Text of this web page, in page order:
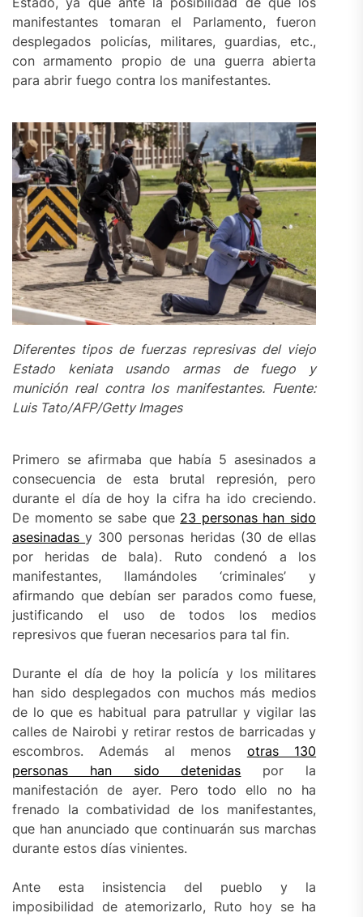
manifestantes tomaran el Parlamento, fueron
desplegados policías, militares, guardias, etc.,
con armamento propio de una guerra abierta
para abrir fuego contra los manifestantes.
Diferentes tipos de fuerzas represivas del viejo
Estado keniata usando armas de fuego y
munición real contra los manifestantes. Fuente:
Luis Tato/AFP/Getty Images
Primero se afirmaba que había 5 asesinados a
consecuencia de esta brutal represión, pero
durante el día de hoy la cifra ha ido creciendo.
De momento se sabe que 23 personas han sido
asesinadasy 300 personas heridas (30 de ellas
por heridas de bala). Ruto condenó a los
manifestantes, llamándoles ‘criminales’ y
afirmando que debían ser parados como fuese,
justificando el uso de todos los medios
represivos que fueran necesarios para tal fin.
Durante el día de hoy la policía y los militares
han sido desplegados con muchos más medios
de lo que es habitual para patrullar y vigilar las
calles de Nairobi y retirar restos de barricadas y
escombros. Además al menos otras 130
personas han sido detenidas por la
manifestación de ayer. Pero todo ello no ha
frenado la combatividad de los manifestantes,
que han anunciado que continuarán sus marchas
durante estos días vinientes.
Ante esta insistencia del pueblo y la
imposibilidad de atemorizarlo, Ruto hoy se ha